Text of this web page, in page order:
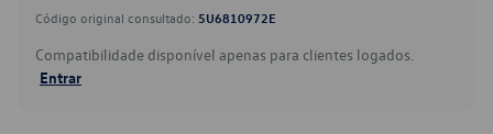
Código original consultado: 5U6810972E
Compatibilidade disponível apenas para clientes logados.
Entrar